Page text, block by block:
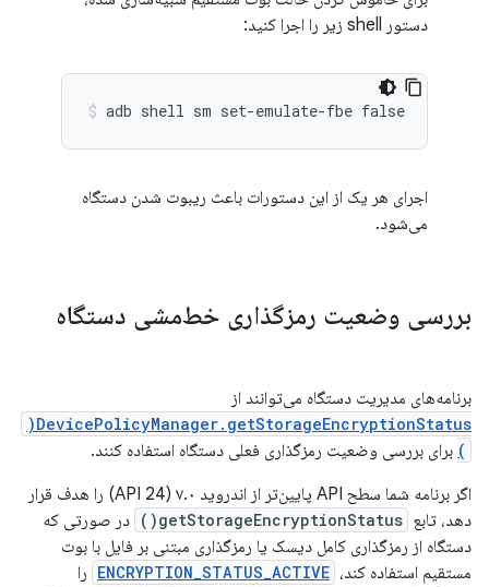
دستور shell زیر را اجرا کنید:
اجرای هر یک از این دستورات باعث ریبوت شدن دستگاه
می‌شود.
بررسی وضعیت رمزگذاری خط‌مشی دستگاه
برنامه‌های مدیریت دستگاه می‌توانند از
DevicePolicyManager.getStorageEncryptionStatus(
) برای بررسی وضعیت رمزگذاری فعلی دستگاه استفاده کنند.
اگر برنامه شما سطح API پایین‌تر از اندروید ۷.۰ (API 24) را هدف قرار
دهد، تابع getStorageEncryptionStatus()
در صورتی که
دستگاه از رمزگذاری کامل دیسک یا رمزگذاری مبتنی بر فایل با بوت
مستقیم استفاده کند، ENCRYPTION_STATUS_ACTIVE را